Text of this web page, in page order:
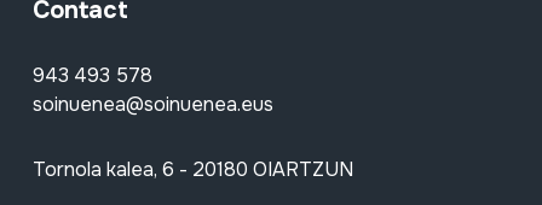
Contact
943 493 578
soinuenea@soinuenea.eus
Tornola kalea, 6 - 20180 OIARTZUN